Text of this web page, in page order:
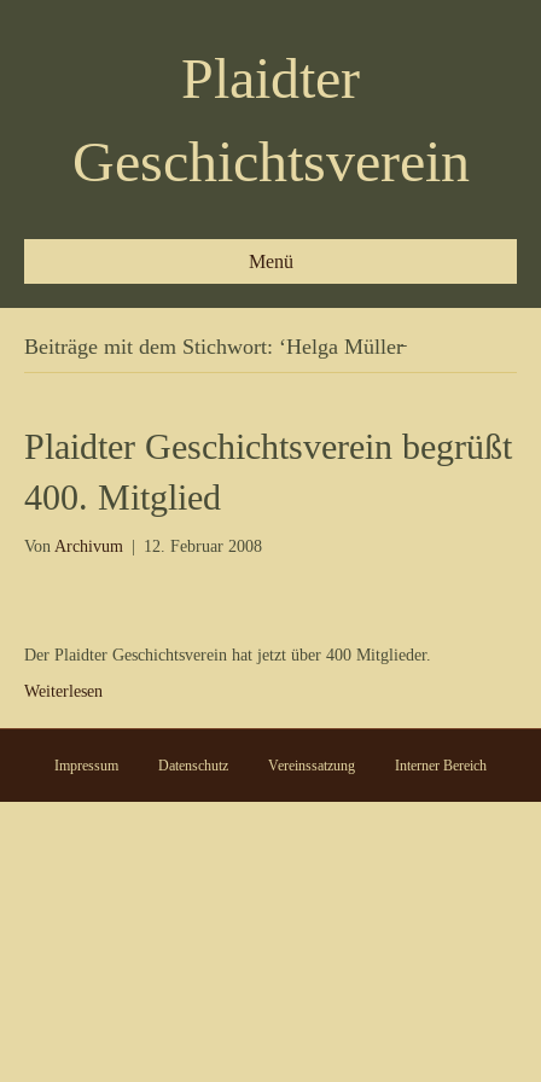
Plaidter
Geschichtsverein
Menü
Beiträge mit dem Stichwort: ‘Helga Müller̵
Plaidter Geschichtsverein begrüßt
400. Mitglied
Von Archivum 12. Februar 2008
Der Plaidter Geschichtsverein hat jetzt über 400 Mitglieder.
Weiterlesen
Impressum Datenschutz Vereinssatzung Interner Bereich